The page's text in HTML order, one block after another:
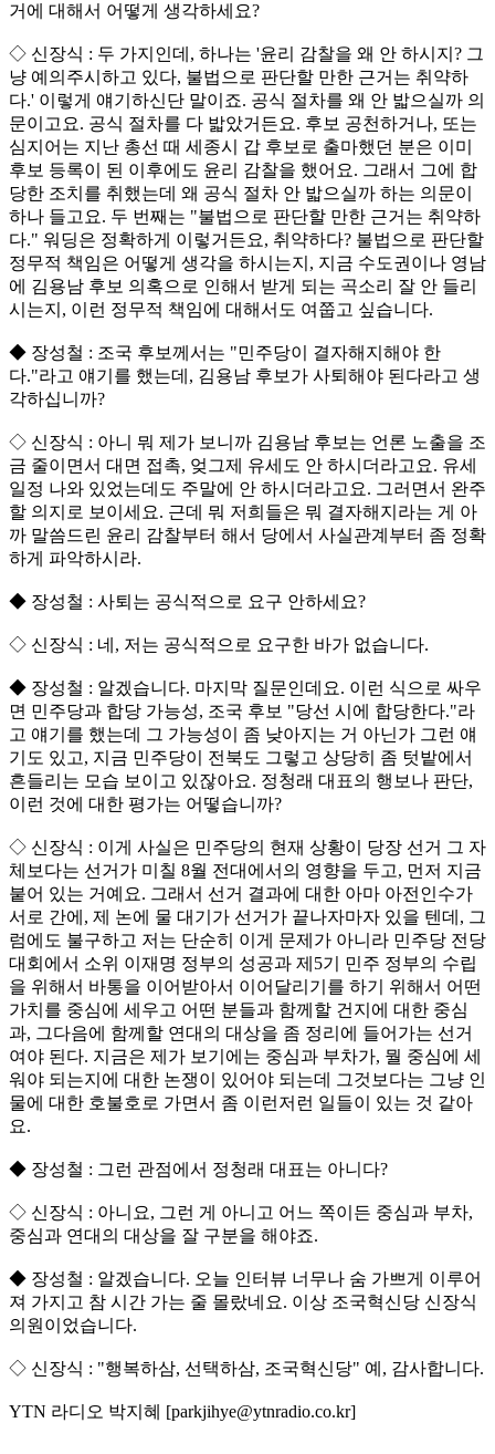
거에 대해서 어떻게 생각하세요?
◇ 신장식 : 두 가지인데, 하나는 '윤리 감찰을 왜 안 하시지? 그
냥 예의주시하고 있다, 불법으로 판단할 만한 근거는 취약하
다.' 이렇게 얘기하신단 말이죠. 공식 절차를 왜 안 밟으실까 의
문이고요. 공식 절차를 다 밟았거든요. 후보 공천하거나, 또는
심지어는 지난 총선 때 세종시 갑 후보로 출마했던 분은 이미
후보 등록이 된 이후에도 윤리 감찰을 했어요. 그래서 그에 합
당한 조치를 취했는데 왜 공식 절차 안 밟으실까 하는 의문이
하나 들고요. 두 번째는 "불법으로 판단할 만한 근거는 취약하
다." 워딩은 정확하게 이렇거든요, 취약하다? 불법으로 판단할
정무적 책임은 어떻게 생각을 하시는지, 지금 수도권이나 영남
에 김용남 후보 의혹으로 인해서 받게 되는 곡소리 잘 안 들리
시는지, 이런 정무적 책임에 대해서도 여쭙고 싶습니다.
◆ 장성철 : 조국 후보께서는 "민주당이 결자해지해야 한
다."라고 얘기를 했는데, 김용남 후보가 사퇴해야 된다라고 생
각하십니까?
◇ 신장식 : 아니 뭐 제가 보니까 김용남 후보는 언론 노출을 조
금 줄이면서 대면 접촉, 엊그제 유세도 안 하시더라고요. 유세
일정 나와 있었는데도 주말에 안 하시더라고요. 그러면서 완주
할 의지로 보이세요. 근데 뭐 저희들은 뭐 결자해지라는 게 아
까 말씀드린 윤리 감찰부터 해서 당에서 사실관계부터 좀 정확
하게 파악하시라.
◆ 장성철 : 사퇴는 공식적으로 요구 안하세요?
◇ 신장식 : 네, 저는 공식적으로 요구한 바가 없습니다.
◆ 장성철 : 알겠습니다. 마지막 질문인데요. 이런 식으로 싸우
면 민주당과 합당 가능성, 조국 후보 "당선 시에 합당한다."라
고 얘기를 했는데 그 가능성이 좀 낮아지는 거 아닌가 그런 얘
기도 있고, 지금 민주당이 전북도 그렇고 상당히 좀 텃밭에서
흔들리는 모습 보이고 있잖아요. 정청래 대표의 행보나 판단,
이런 것에 대한 평가는 어떻습니까?
◇ 신장식 : 이게 사실은 민주당의 현재 상황이 당장 선거 그 자
체보다는 선거가 미칠 8월 전대에서의 영향을 두고, 먼저 지금
붙어 있는 거예요. 그래서 선거 결과에 대한 아마 아전인수가
서로 간에, 제 논에 물 대기가 선거가 끝나자마자 있을 텐데, 그
럼에도 불구하고 저는 단순히 이게 문제가 아니라 민주당 전당
대회에서 소위 이재명 정부의 성공과 제5기 민주 정부의 수립
을 위해서 바통을 이어받아서 이어달리기를 하기 위해서 어떤
가치를 중심에 세우고 어떤 분들과 함께할 건지에 대한 중심
과, 그다음에 함께할 연대의 대상을 좀 정리에 들어가는 선거
여야 된다. 지금은 제가 보기에는 중심과 부차가, 뭘 중심에 세
워야 되는지에 대한 논쟁이 있어야 되는데 그것보다는 그냥 인
물에 대한 호불호로 가면서 좀 이런저런 일들이 있는 것 같아
요.
◆ 장성철 : 그런 관점에서 정청래 대표는 아니다?
◇ 신장식 : 아니요, 그런 게 아니고 어느 쪽이든 중심과 부차,
중심과 연대의 대상을 잘 구분을 해야죠.
◆ 장성철 : 알겠습니다. 오늘 인터뷰 너무나 숨 가쁘게 이루어
져 가지고 참 시간 가는 줄 몰랐네요. 이상 조국혁신당 신장식
의원이었습니다.
◇ 신장식 : "행복하삼, 선택하삼, 조국혁신당" 예, 감사합니다.
YTN 라디오 박지혜 [parkjihye@ytnradio.co.kr]